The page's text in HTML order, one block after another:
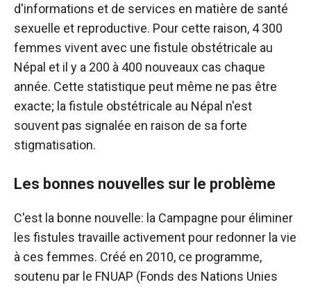
d'informations et de services en matière de santé
sexuelle et reproductive. Pour cette raison, 4 300
femmes vivent avec une fistule obstétricale au
Népal et il y a 200 à 400 nouveaux cas chaque
année. Cette statistique peut même ne pas être
exacte; la fistule obstétricale au Népal n'est
souvent pas signalée en raison de sa forte
stigmatisation.
Les bonnes nouvelles sur le problème
C'est la bonne nouvelle: la Campagne pour éliminer
les fistules travaille activement pour redonner la vie
à ces femmes. Créé en 2010, ce programme,
soutenu par le FNUAP (Fonds des Nations Unies